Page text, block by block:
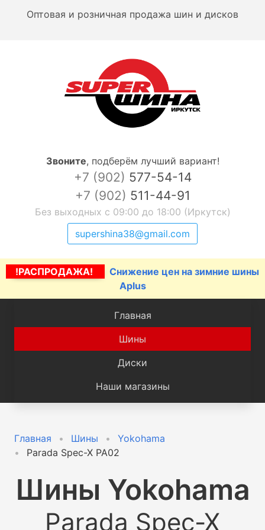
Оптовая и розничная продажа шин и дисков
Звоните, подберём лучший вариант!
+7 (902) 577-54-14
+7 (902) 511-44-91
Без выходных с 09:00 до 18:00 (Иркутск)
supershina38@gmail.com
!РАСПРОДАЖА!
Снижение цен на зимние шины
Aplus
Главная
Шины
Диски
Наши магазины
Главная Шины
Yokohama
Parada Spec-X PA02
Шины Yokohama
Parada Spec-X